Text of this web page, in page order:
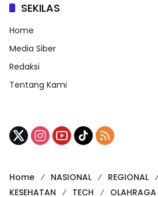
SEKILAS
Home
Media Siber
Redaksi
Tentang Kami
Home NASIONAL REGIONAL
KESEHATAN
TECH OLAHRAGA